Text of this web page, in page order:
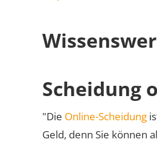
Scheidung
"Die Online-Scheidung
Geld, denn Sie können